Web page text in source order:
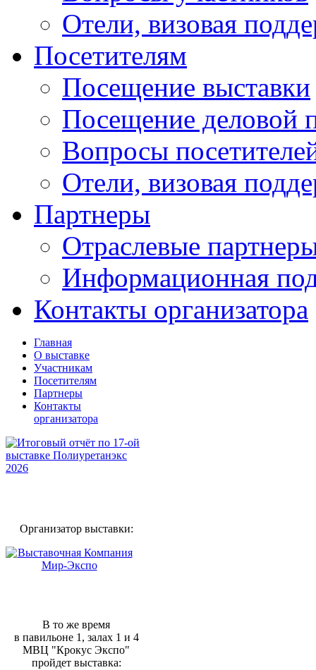
Отели, визовая
Посетителям
Посещение выставки
Посещение деловой
Вопросы
Отели, визовая
Партнеры
Отраслевые
Информационная
Контакты организатора
Главная
О выставке
Участникам
Посетителям
Партнеры
Контакты
организатора
Организатор выставки:
В то же время
в павильоне 1, залах 1 и 4
МВЦ "Крокус Экспо"
пройдет выставка: